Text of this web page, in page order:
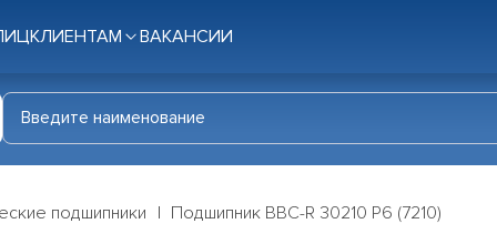
КЛИЕНТАМ ВАКАНСИИ
подшипники Подшипник BBC-R 30210 P6 (7210)